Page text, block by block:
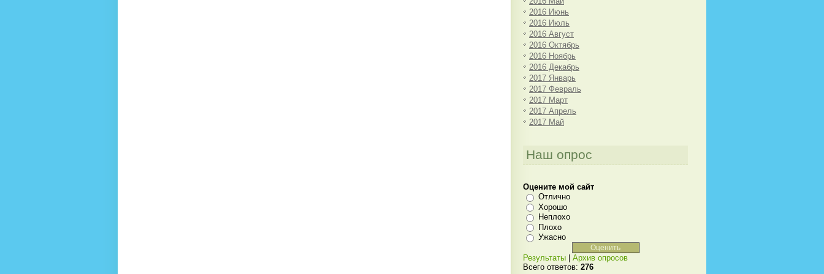
2016 Июнь
2016 Июль
2016 Август
2016 Октябрь
2016 Ноябрь
2016 Декабрь
2017 Январь
2017 Февраль
2017 Март
2017 Апрель
2017 Май
Наш опрос
Оцените мой сайт
Отлично
Хорошо
Неплохо
Плохо
Ужасно
Результаты
Архив опросов
Всего ответов: 276